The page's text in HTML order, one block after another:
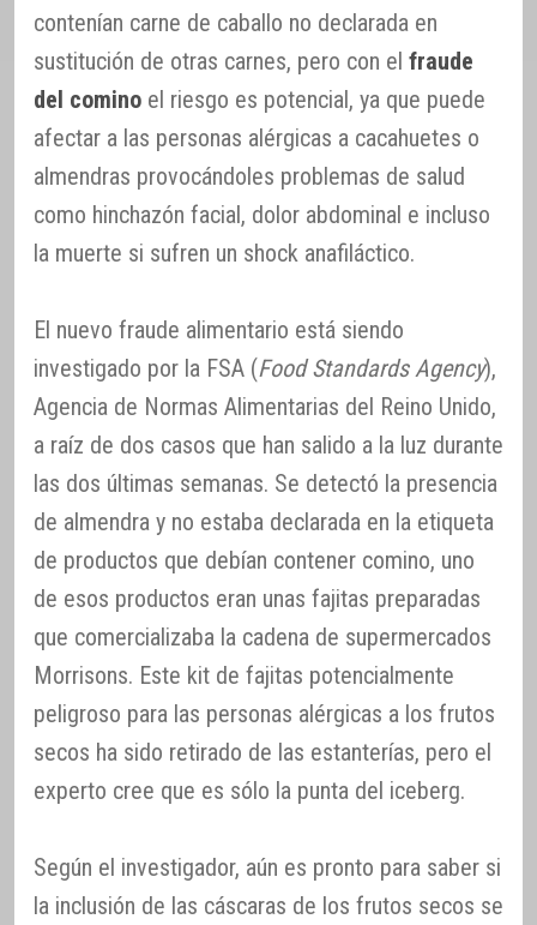
contenían carne de caballo no declarada en
sustitución de otras carnes, pero con el fraude
del comino el riesgo es potencial, ya que puede
afectar a las personas alérgicas a cacahuetes o
almendras provocándoles problemas de salud
como hinchazón facial, dolor abdominal e incluso
la muerte si sufren un shock anafiláctico.
El nuevo fraude alimentario está siendo
investigado por la FSA (Food Standards Agency),
Agencia de Normas Alimentarias del Reino Unido,
a raíz de dos casos que han salido a la luz durante
las dos últimas semanas. Se detectó la presencia
de almendra y no estaba declarada en la etiqueta
de productos que debían contener comino, uno
de esos productos eran unas fajitas preparadas
que comercializaba la cadena de supermercados
Morrisons. Este kit de fajitas potencialmente
peligroso para las personas alérgicas a los frutos
secos ha sido retirado de las estanterías, pero el
experto cree que es sólo la punta del iceberg.
Según el investigador, aún es pronto para saber si
la inclusión de las cáscaras de los frutos secos se